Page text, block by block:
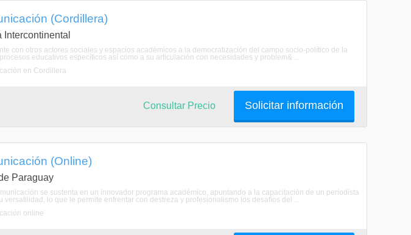
(Cordillera)
con otros actores sociales y espacios académicos a la democratización del campo socio-político de la
educativos específicos así como a su articulación con necesidades y problem& ...
en Cordillera
Solicitar información
Consultar Precio
(Online)
Paraguay
se sustenta en un innovador programa académico, apuntando a la capacitación de un periodista
versatilidad, lo que le permite enfrentar con destreza y profesionalismo los desafíos del ...
online